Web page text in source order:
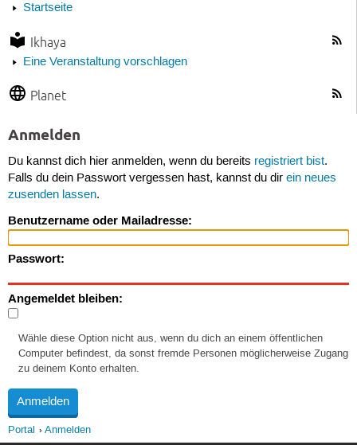
Startseite
Ikhaya
Eine Veranstaltung vorschlagen
Planet
Anmelden
Du kannst dich hier anmelden, wenn du bereits registriert bist.
Falls du dein Passwort vergessen hast, kannst du dir ein neues
zusenden lassen.
Benutzername oder Mailadresse:
Passwort:
Angemeldet bleiben:
Wähle diese Option nicht aus, wenn du dich an einem öffentlichen
Computer befindest, da sonst fremde Personen möglicherweise Zugang
zu deinem Konto erhalten.
Portal Anmelden